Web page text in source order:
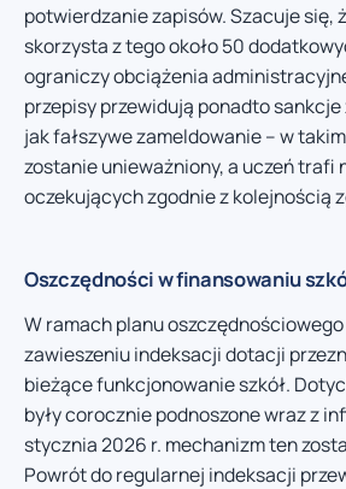
potwierdzanie zapisów. Szacuje się,
skorzysta z tego około 50
ograniczy obciążenia
przepisy przewidują ponadto
jak fałszywe zameldowanie – w
zostanie unieważniony, a uczeń trafi
oczekujących zgodnie z kolejnością
Oszczędności w finansowaniu
W ramach planu
zawieszeniu indeksacji dotacji
bieżące funkcjonowanie szkół.
były corocznie podnoszone wraz z
stycznia 2026 r. mechanizm ten
Powrót do regularnej indeksacji